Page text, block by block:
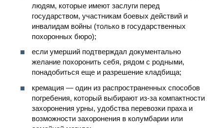
людям, которые имеют заслуги перед
государством, участникам боевых действий и
инвалидам войны (только в государственных
похоронных бюро);
если умерший подтверждал документально
желание похоронить себя, рядом с родными,
понадобиться еще и разрешение кладбища;
кремация — один из распространенных способов
погребения, который выбирают из-за компактности
захоронения урны, удобства перевозки праха и
возможности захоронения в колумбарии или